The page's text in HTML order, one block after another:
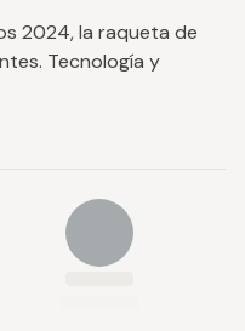
2024, la raqueta de
Tecnología y